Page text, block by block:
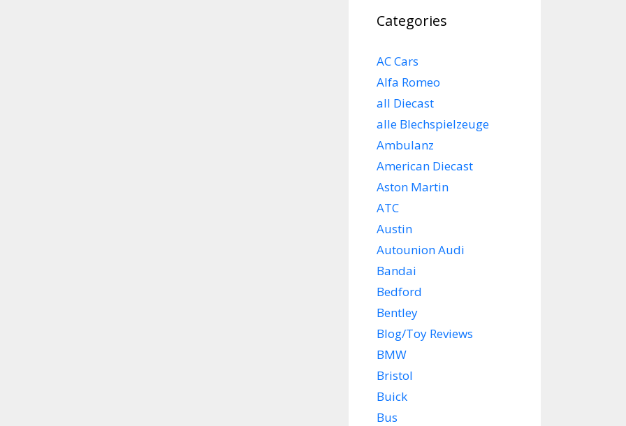
Categories
AC Cars
Alfa Romeo
all Diecast
alle Blechspielzeuge
Ambulanz
American Diecast
Aston Martin
ATC
Austin
Autounion Audi
Bandai
Bedford
Bentley
Blog/Toy Reviews
BMW
Bristol
Buick
Bus